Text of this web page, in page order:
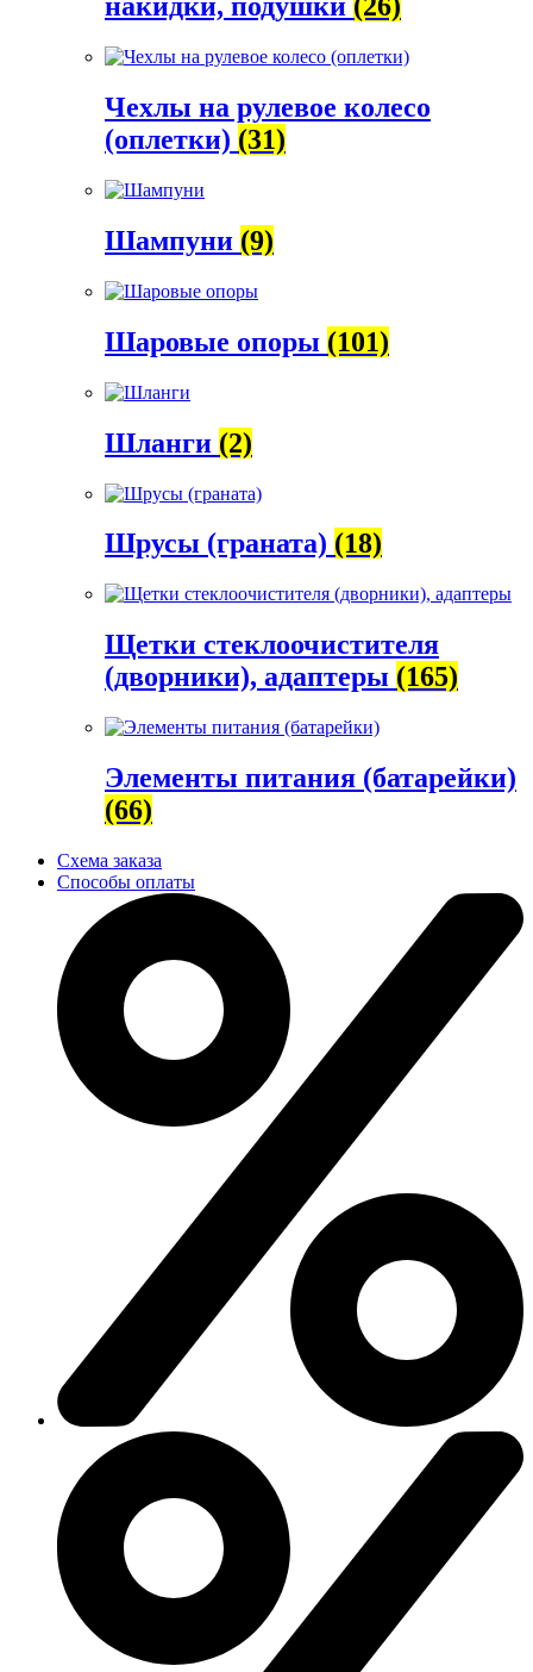
накидки, подушки (26)
Чехлы на рулевое колесо
(оплетки) (31)
Шампуни (9)
Шаровые опоры (101)
Шланги (2)
Шрусы (граната) (18)
Щетки стеклоочистителя
(дворники), адаптеры (165)
Элементы питания (батарейки)
(66)
Схема заказа
Способы оплаты